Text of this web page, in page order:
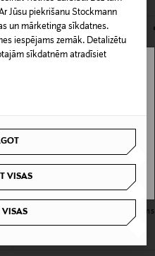
Jūsu piekrišanu Stockmann
un mārketinga sīkdatnes.
iespējams zemāk. Detalizētu
sīkdatnēm atradīsiet
VISAS
VISAS
sākotnējā neatvērtajā
Cherry Tinted Lip Balm lūpu balzams
Original Price
5,50 €
tavā valstī.